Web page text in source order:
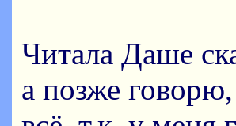
Читала Даше
а позже